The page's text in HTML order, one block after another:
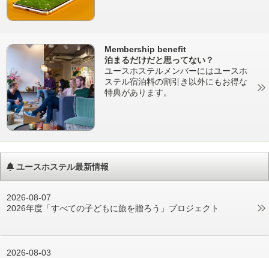
Membership benefit
泊まるだけだと思ってない？
ユースホステルメンバーにはユースホ
ステル宿泊料の割引き以外にもお得な
特典があります。
ユースホステル最新情報
2026-08-07
2026年度「すべての子どもに旅を贈ろう」プロジェクト
2026-08-03